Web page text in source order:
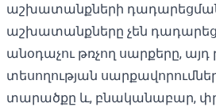
աշխատանքների
աշխատանքները չեն
անօդաչու թռչող սարքերը, այդ
տեսողության
տարածքը և, բնականաբար,